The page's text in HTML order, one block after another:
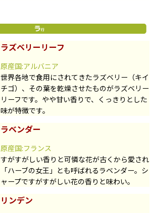
ラズベリーリーフ
原産国:アルバニア
世界各地で食用にされてきたラズベリー（キイ
チゴ）、その葉を乾燥させたものがラズベリー
リーフです。やや甘い香りで、くっきりとした
味が特徴です。
ラベンダー
原産国:フランス
すがすがしい香りと可憐な花が古くから愛され
「ハーブの女王」とも呼ばれるラベンダー。シ
ャープですがすがしい花の香りと味わい。
リンデン